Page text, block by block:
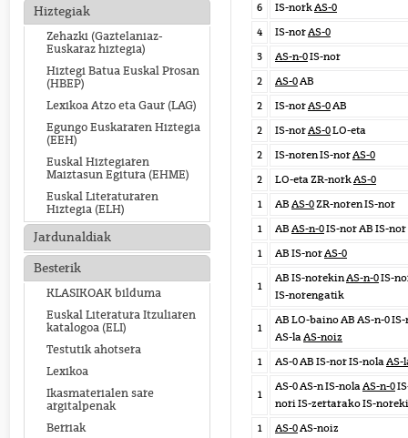
Hiztegiak
Zehazki (Gaztelaniaz-
Euskaraz hiztegia)
Hiztegi Batua Euskal Prosan
(HBEP)
Lexikoa Atzo eta Gaur (LAG)
Egungo Euskararen Hiztegia
(EEH)
Euskal Hiztegiaren
Maiztasun Egitura (EHME)
Euskal Literaturaren
Hiztegia (ELH)
Jardunaldiak
Besterik
KLASIKOAK bilduma
Euskal Literatura Itzuliaren
katalogoa (ELI)
Testutik ahotsera
Lexikoa
Ikasmaterialen sare
argitalpenak
Berriak
6
IS-norkAS-0
4
IS-norAS-0
3
AS-n-0IS-nor
2
AS-0AB
2
IS-norAS-0AB
2
IS-norAS-0LO-eta
2
IS-noren IS-norAS-0
2
LO-eta ZR-norkAS-0
1
AB AS-0ZR-noren IS-nor
1
AB AS-n-0IS-nor AB IS-nor
1
AB IS-norAS-0
1
AB IS-norekinAS-n-0IS-
IS-norengatik
1
AB LO-baino AB AS-n-0
AS-laAS-noiz
1
AS-0 AB IS-nor IS-nolaAS-
1
AS-0 AS-n IS-nolaAS-n-0
nori IS-zertarako IS-
1
AS-0AS-noiz